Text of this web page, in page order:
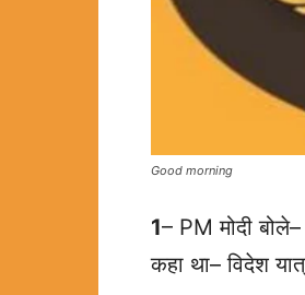
Good morning
1– PM मोदी
कहा था– विदेश